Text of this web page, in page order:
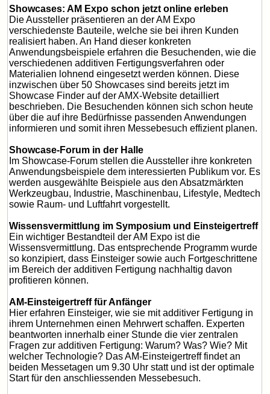
Showcases: AM Expo schon jetzt online erleben
Die Aussteller präsentieren an der AM Expo
verschiedenste Bauteile, welche sie bei ihren Kunden
realisiert haben. An Hand dieser konkreten
Anwendungsbeispiele erfahren die Besuchenden, wie die
verschiedenen additiven Fertigungsverfahren oder
Materialien lohnend eingesetzt werden können. Diese
inzwischen über 50 Showcases sind bereits jetzt im
Showcase Finder auf der AMX-Website detailliert
beschrieben. Die Besuchenden können sich schon heute
über die auf ihre Bedürfnisse passenden Anwendungen
informieren und somit ihren Messebesuch effizient planen.
Showcase-Forum in der Halle
Im Showcase-Forum stellen die Aussteller ihre konkreten
Anwendungsbeispiele dem interessierten Publikum vor. Es
werden ausgewählte Beispiele aus den Absatzmärkten
Werkzeugbau, Industrie, Maschinenbau, Lifestyle, Medtech
sowie Raum- und Luftfahrt vorgestellt.
Wissensvermittlung im Symposium und Einsteigertreff
Ein wichtiger Bestandteil der AM Expo ist die
Wissensvermittlung. Das entsprechende Programm wurde
so konzipiert, dass Einsteiger sowie auch Fortgeschrittene
im Bereich der additiven Fertigung nachhaltig davon
profitieren können.
AM-Einsteigertreff für Anfänger
Hier erfahren Einsteiger, wie sie mit additiver Fertigung in
ihrem Unternehmen einen Mehrwert schaffen. Experten
beantworten innerhalb einer Stunde die vier zentralen
Fragen zur additiven Fertigung: Warum? Was? Wie? Mit
welcher Technologie? Das AM-Einsteigertreff findet an
beiden Messetagen um 9.30 Uhr statt und ist der optimale
Start für den anschliessenden Messebesuch.